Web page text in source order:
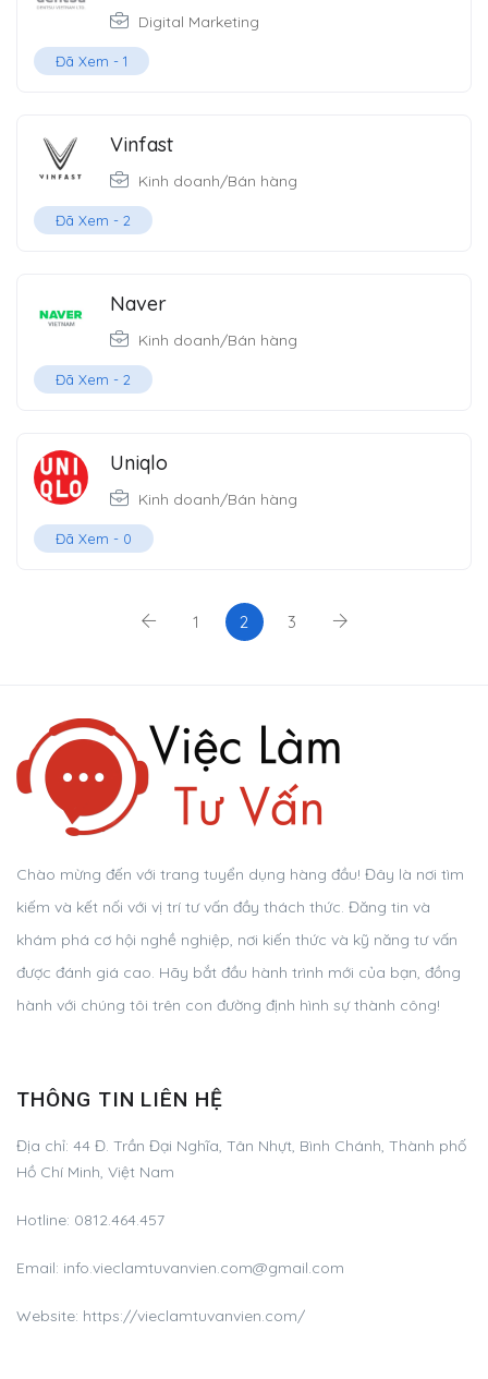
Digital Marketing
Đã Xem - 1
Vinfast
Kinh doanh/Bán hàng
Đã Xem - 2
Naver
Kinh doanh/Bán hàng
Đã Xem - 2
Uniqlo
Kinh doanh/Bán hàng
Đã Xem - 0
1 2 3
Chào mừng đến với trang tuyển dụng hàng đầu! Đây là nơi tìm
kiếm và kết nối với vị trí tư vấn đầy thách thức. Đăng tin và
khám phá cơ hội nghề nghiệp, nơi kiến thức và kỹ năng tư vấn
được đánh giá cao. Hãy bắt đầu hành trình mới của bạn, đồng
hành với chúng tôi trên con đường định hình sự thành công!
THÔNG TIN LIÊN HỆ
Địa chỉ: 44 Đ. Trần Đại Nghĩa, Tân Nhựt, Bình Chánh, Thành phố
Hồ Chí Minh, Việt Nam
Hotline: 0812.464.457
Email: info.vieclamtuvanvien.com@gmail.com
Website: https://vieclamtuvanvien.com/